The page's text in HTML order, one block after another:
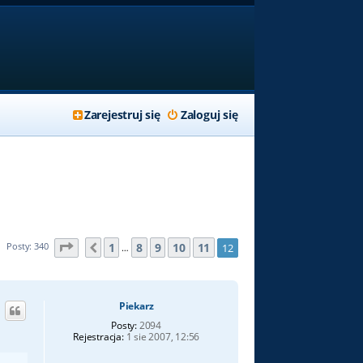
Zaloguj się
Zarejestruj się
Posty: 340 Strona 12z12
Poprzednia
1 … 8 9 10 11 12
Piekarz
Posty:2094
Rejestracja:1 sie 2007, 12:56